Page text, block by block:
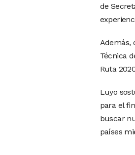
de
Además,
Técnica
Ruta
Luyo
para el
buscar
países